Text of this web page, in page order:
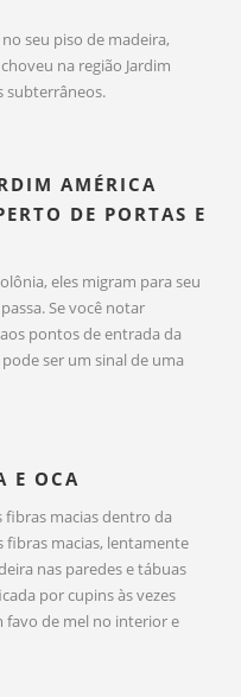
seu piso de madeira,
na região Jardim
subterrâneos.
AMÉRICA
DE PORTAS E
eles migram para seu
Se você notar
pontos de entrada da
ser um sinal de uma
E OCA
fibras macias dentro da
fibras macias, lentamente
nas paredes e tábuas
por cupins às vezes
de mel no interior e